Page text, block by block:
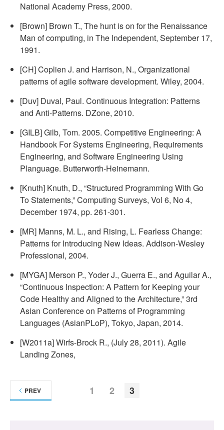
National Academy Press, 2000.
[Brown] Brown T., The hunt is on for the Renaissance
Man of computing, in The Independent, September 17,
1991.
[CH] Coplien J. and Harrison, N., Organizational
patterns of agile software development. Wiley, 2004.
[Duv] Duval, Paul. Continuous Integration: Patterns
and Anti-Patterns. DZone, 2010.
[GILB] Gilb, Tom. 2005. Competitive Engineering: A
Handbook For Systems Engineering, Requirements
Engineering, and Software Engineering Using
Planguage. Butterworth-Heinemann.
[Knuth] Knuth, D., “Structured Programming With Go
To Statements,” Computing Surveys, Vol 6, No 4,
December 1974, pp. 261-301.
[MR] Manns, M. L., and Rising, L. Fearless Change:
Patterns for Introducing New Ideas. Addison-Wesley
Professional, 2004.
[MYGA] Merson P., Yoder J., Guerra E., and Aguilar A.,
“Continuous Inspection: A Pattern for Keeping your
Code Healthy and Aligned to the Architecture,” 3rd
Asian Conference on Patterns of Programming
Languages (AsianPLoP), Tokyo, Japan, 2014.
[W2011a] Wirfs-Brock R., (July 28, 2011). Agile
Landing Zones,
1 2 3
PREV